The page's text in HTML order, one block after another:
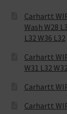
Carhartt
Wash W28
L32 W36 L32
Carhartt
W31 L32
Carhartt
Carhartt